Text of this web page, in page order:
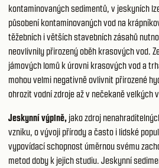
kontaminovaných sedimentů, v jeskyních
působení kontaminovaných vod na
těžebních i větších stavebních zásahů
neovlivnily přirozený oběh krasových vod.
jámových lomů k úrovni krasových vod a
mohou velmi negativně ovlivnit přirozené
ohrozit vodní zdroje až v nečekaně velkých
Jeskynní výplně, jako zdroj
vzniku, o vývoji přírody a často i lidské
vypovídací schopnost úměrnou svému
metod doby k jejich studiu. Jeskynní